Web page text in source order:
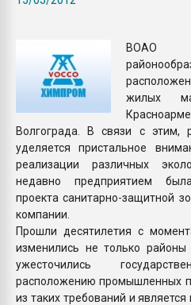
ВОАО
жилых
Волгограда. В связи с этим,
уделяется пристальное
реализации различных
недавно предприятием
проекта санитарно-защитной
компании.
Прошли десятилетия с
изменились не только
ужесточились
расположению промышленных
из таких требований и